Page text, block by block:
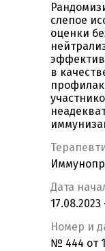
слепое
оценки
в
Дата
17.08.2023
Номер и
№ 444 от